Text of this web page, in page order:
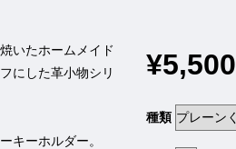
いたホームメイド
にした革小物シリ
キーホルダー。
¥5,500
種類